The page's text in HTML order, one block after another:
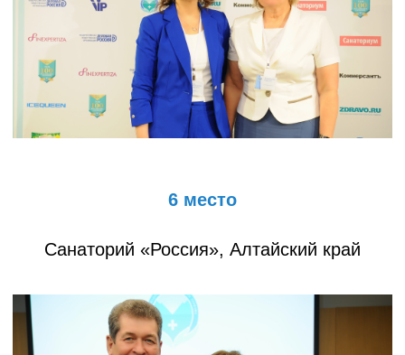
6 место
Санаторий «Россия», Алтайский край